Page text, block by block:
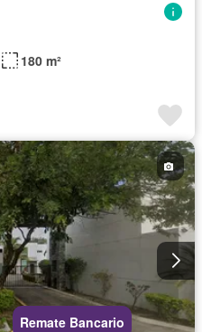
180 m²
Remate Bancario